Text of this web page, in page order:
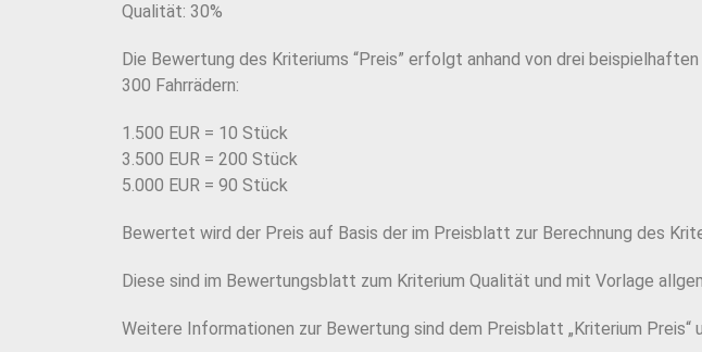
Qualität: 30%
Die Bewertung des Kriteriums “Preis” erfolgt anhand von drei
300 Fahrrädern:
1.500 EUR = 10 Stück
3.500 EUR = 200 Stück
5.000 EUR = 90 Stück
Bewertet wird der Preis auf Basis der im Preisblatt zur Berechnung des
Diese sind im Bewertungsblatt zum Kriterium Qualität und mit Vorlage
Weitere Informationen zur Bewertung sind dem Preisblatt „Kriterium